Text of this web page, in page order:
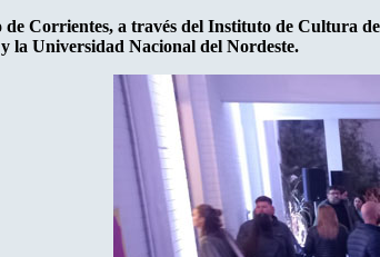
Corrientes, a través del Instituto de Cultura
la Universidad Nacional del Nordeste.